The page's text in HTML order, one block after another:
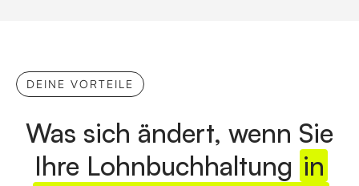
DEINE VORTEILE
Was sich ändert, wenn Sie
Ihre Lohnbuchhaltung in